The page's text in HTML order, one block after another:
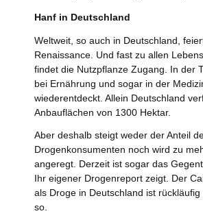
Hanf in Deutschland
Weltweit, so auch in Deutschland,
Renaissance. Und fast zu allen
findet die Nutzpflanze Zugang. In der
bei Ernährung und sogar in der
wiederentdeckt. Allein Deutschland
Anbauflächen von 1300 Hektar.
Aber deshalb steigt weder der Anteil
Drogenkonsumenten noch wird zu
angeregt. Derzeit ist sogar das
Ihr eigener Drogenreport zeigt. Der
als Droge in Deutschland ist
so.